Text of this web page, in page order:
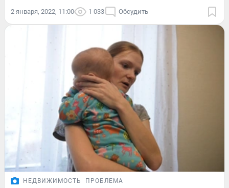
2 января, 2022, 11:00 1 033 Обсудить
НЕДВИЖИМОСТЬ ПРОБЛЕМА